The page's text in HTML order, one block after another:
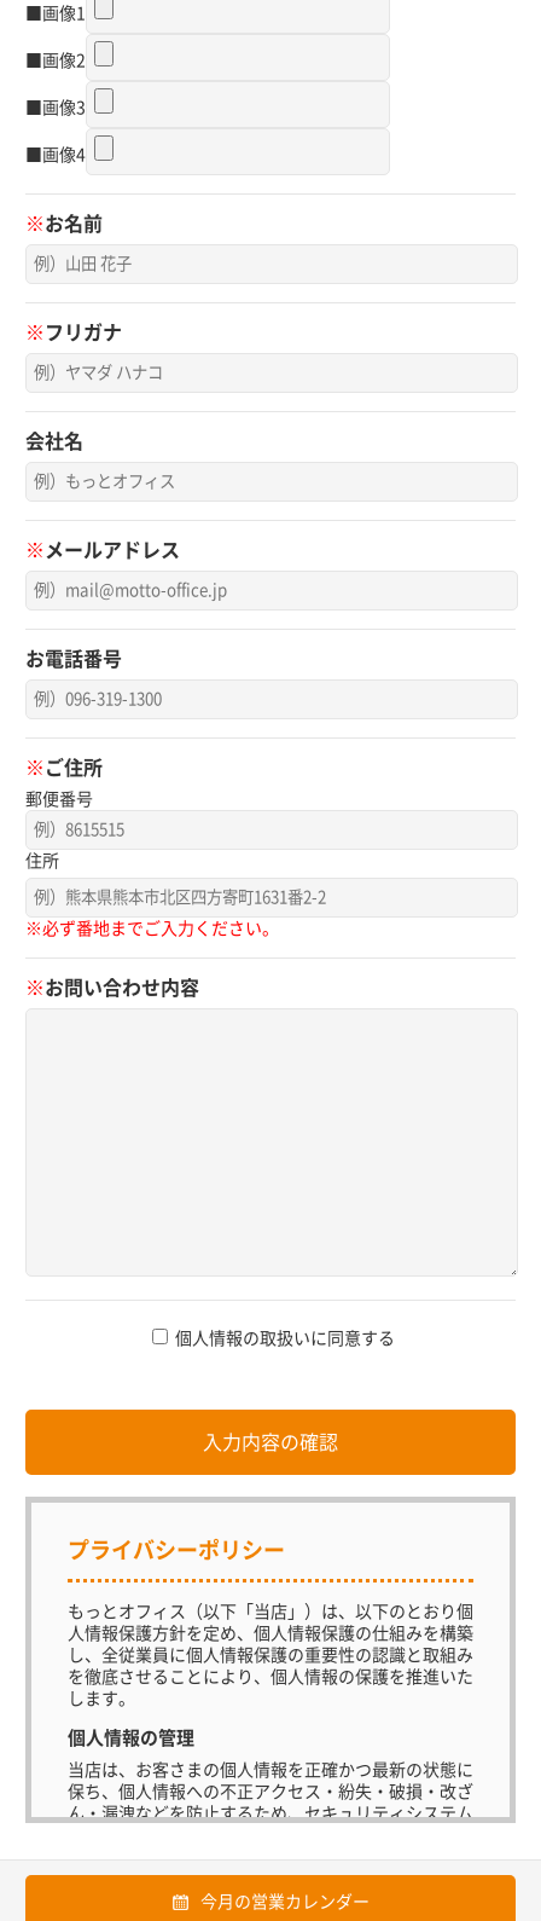
■画像1
■画像2
■画像3
■画像4
※お名前
※ フリガナ
会社名
※ メールアドレス
お電話番号
※ ご住所
郵便番号
住所
※必ず番地までご入力ください。
※お問い合わせ内容
個人情報の取扱いに同意する
プライバシーポリシー
もっとオフィス（以下「当店」）は、以下のとおり個
人情報保護方針を定め、個人情報保護の仕組みを構築
し、全従業員に個人情報保護の重要性の認識と取組み
を徹底させることにより、個人情報の保護を推進いた
します。
個人情報の管理
当店は、お客さまの個人情報を正確かつ最新の状態に
保ち、個人情報への不正アクセス・紛失・破損・改ざ
ん・漏洩などを防止するため、セキュリティシステム
措置を講じ、安全対策を実施し個人情報の厳重な管理
を行ないます。
今月の営業カレンダー